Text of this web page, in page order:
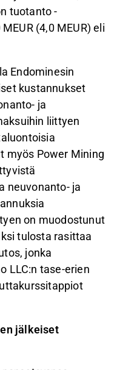
tuotanto -
(4,0 MEUR) eli
Endominesin
kustannukset
ja
liittyen
myös Power Mining
neuvonanto- ja
on muodostunut
tulosta rasittaa
jonka
LLC:n tase-erien
jälkeiset